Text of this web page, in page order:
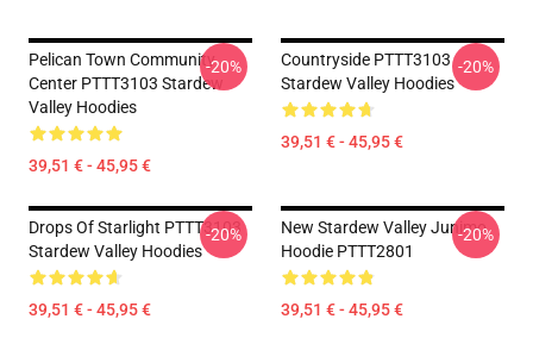
Pelican Town Community
Center PTTT3103 Stardew
Valley Hoodies
39,51 € - 45,95 €
-20%
Countryside PTTT3103
Stardew Valley Hoodies
39,51 € - 45,95 €
-20%
Drops Of Starlight PTTT3103
Stardew Valley Hoodies
39,51 € - 45,95 €
-20%
New Stardew Valley Junimo
Hoodie PTTT2801
39,51 € - 45,95 €
-20%